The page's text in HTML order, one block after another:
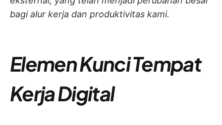
bagi alur kerja dan produktivitas kami.
Elemen Kunci Tempat
Kerja Digital